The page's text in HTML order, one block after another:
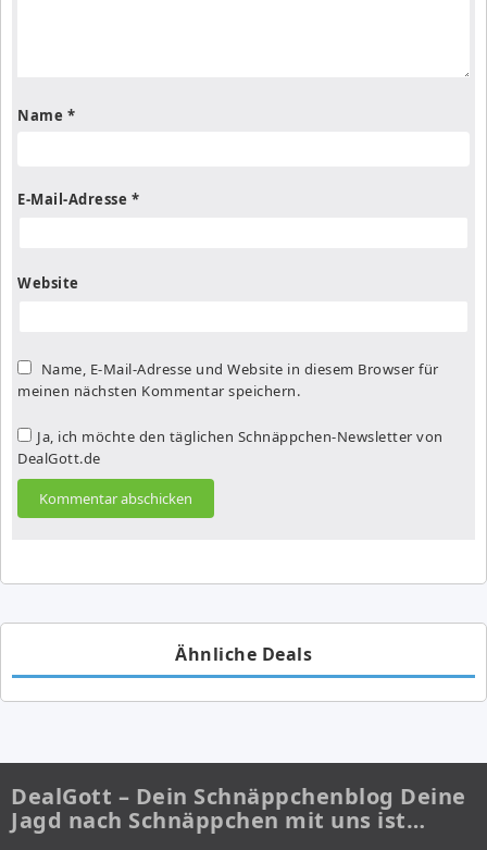
Name *
E-Mail-Adresse *
Website
Name, E-Mail-Adresse und Website in diesem Browser für
meinen nächsten Kommentar speichern.
Ja, ich möchte den täglichen Schnäppchen-Newsletter von
DealGott.de
Ähnliche Deals
DealGott – Dein Schnäppchenblog Deine
Jagd nach Schnäppchen mit uns ist…